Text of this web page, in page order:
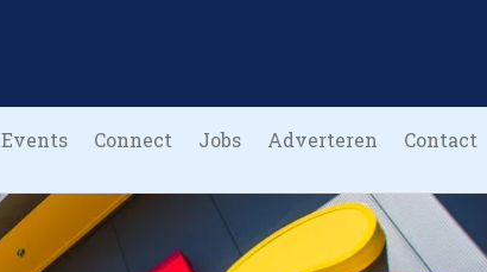
Events Connect Jobs Adverteren Contact